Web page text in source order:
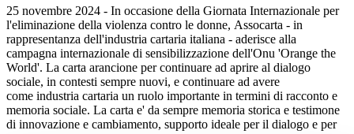
25 novembre 2024 - In occasione della Giornata Internazionale per
l'eliminazione della violenza contro le donne, Assocarta - in
rappresentanza dell'industria cartaria italiana - aderisce alla
campagna internazionale di sensibilizzazione dell'Onu 'Orange the
World'. La carta arancione per continuare ad aprire al dialogo
sociale, in contesti sempre nuovi, e continuare ad avere
come industria cartaria un ruolo importante in termini di racconto e
memoria sociale. La carta e' da sempre memoria storica e testimone
di innovazione e cambiamento, supporto ideale per il dialogo e per